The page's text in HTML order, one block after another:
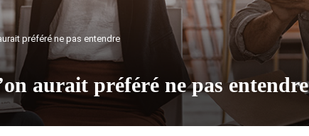
préféré ne pas entendre
aurait préféré ne pas entendre